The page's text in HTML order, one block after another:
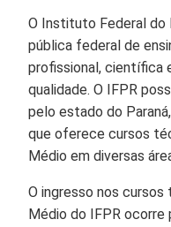
O Instituto Federal do
pública federal de
profissional, científica
qualidade. O IFPR
pelo estado do
que oferece cursos
Médio em diversas
O ingresso nos
Médio do IFPR